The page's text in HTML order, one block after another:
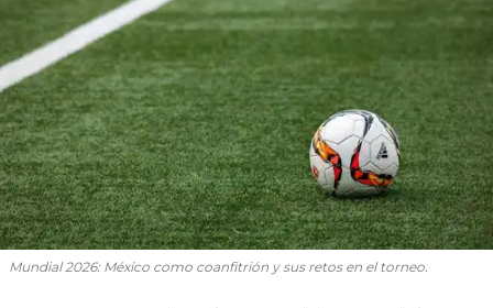
Mundial 2026: México como coanfitrión y sus retos en el torneo.